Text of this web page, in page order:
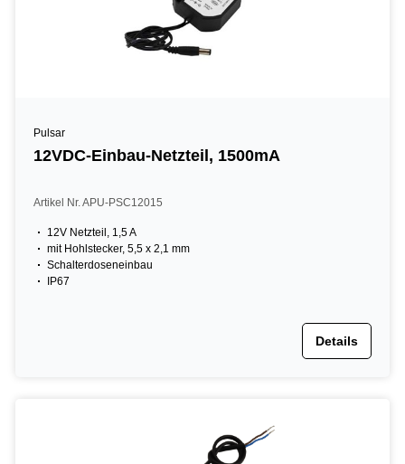
Pulsar
12VDC-Einbau-Netzteil, 1500mA
Artikel Nr. APU-PSC12015
12V Netzteil, 1,5 A
mit Hohlstecker, 5,5 x 2,1 mm
Schalterdoseneinbau
IP67
Details